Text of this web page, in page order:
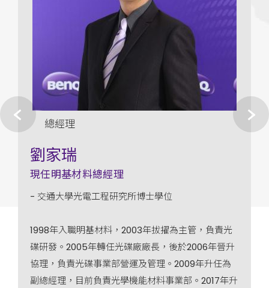
總經理
劉家瑞
現任明基材料總經理
- 交通大學光電工程研究所博士學位
1998年入職明基材料，2003年拔擢為主管，負責光
碟研發。2005年轉任光碟廠廠長，後於2006年晉升
協理，負責光碟事業部營運及管理。2009年升任為
副總經理，目前負責光學機能材料事業部。2017年升